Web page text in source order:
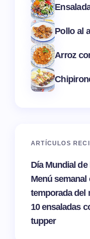
Pollo al
Arroz
ARTÍCULOS
Día Mundial de
Menú
temporada del
10 ensaladas
tupper